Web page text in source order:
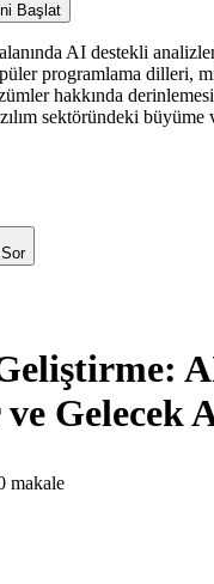
Başlat
AI destekli
programlama dilleri,
hakkında
sektöründeki büyüme
Gelecek
makale